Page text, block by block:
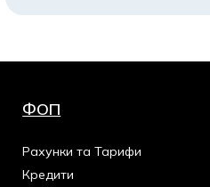
ФОП
Рахунки та Тарифи
Кредити